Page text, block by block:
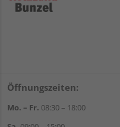
Öffnungszeiten:
Mo. – Fr. 08:30 – 18:00